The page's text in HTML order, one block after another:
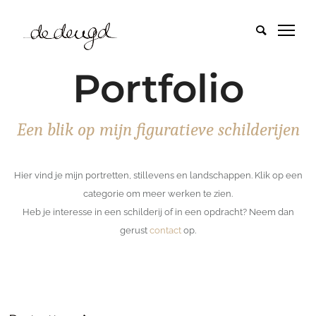
Portfolio
Een blik op mijn figuratieve schilderijen
Hier vind je mijn portretten, stillevens en landschappen. Klik op een
categorie om meer werken te zien.
Heb je interesse in een schilderij of in een opdracht? Neem dan
gerust contact op.